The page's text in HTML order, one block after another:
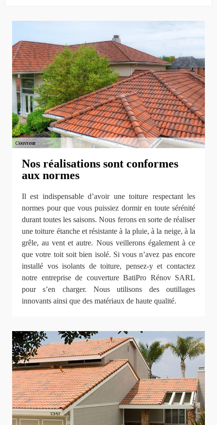
Nos réalisations sont conformes
aux normes
Il est indispensable d’avoir une toiture respectant les
normes pour que vous puissiez dormir en toute sérénité
durant toutes les saisons. Nous ferons en sorte de réaliser
une toiture étanche et résistante à la pluie, à la neige, à la
grêle, au vent et autre. Nous veillerons également à ce
que votre toit soit bien isolé. Si vous n’avez pas encore
installé vos isolants de toiture, pensez-y et contactez
notre entreprise de couverture BatiPro Rénov SARL
pour s’en charger. Nous utilisons des outillages
innovants ainsi que des matériaux de haute qualité.